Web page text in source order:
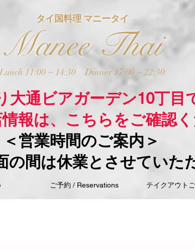
タイ国料理 マニータイ
Manee Thai
Lunch 11:00 ~ 14:30Dinner 17:00 ~ 22:30
大通ビアガーデン10丁目
報は、こちらをご確認
＜営業時間のご案内＞
の間は休業とさせていた
ご予約 / Reservations テイクアウト